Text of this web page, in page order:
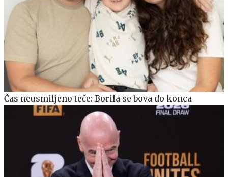
Čas neusmiljeno teče: Borila se bova do konca